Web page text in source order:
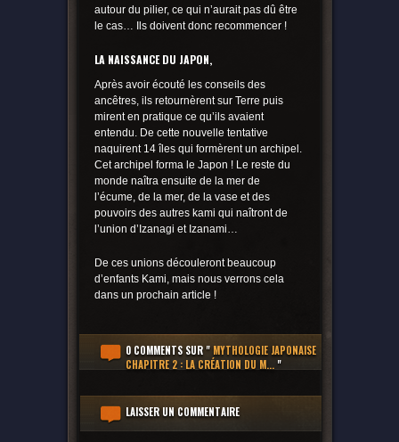
autour du pilier, ce qui n’aurait pas dû être
le cas… Ils doivent donc recommencer !
LA NAISSANCE DU JAPON,
Après avoir écouté les conseils des
ancêtres, ils retournèrent sur Terre puis
mirent en pratique ce qu’ils avaient
entendu. De cette nouvelle tentative
naquirent 14 îles qui formèrent un archipel.
Cet archipel forma le Japon ! Le reste du
monde naîtra ensuite de la mer de
l’écume, de la mer, de la vase et des
pouvoirs des autres kami qui naîtront de
l’union d’Izanagi et Izanami…
De ces unions découleront beaucoup
d’enfants Kami, mais nous verrons cela
dans un prochain article !
0 COMMENTSSUR "MYTHOLOGIE JAPONAISE
CHAPITRE 2 : LA CRÉATION DU M..."
LAISSER UN COMMENTAIRE